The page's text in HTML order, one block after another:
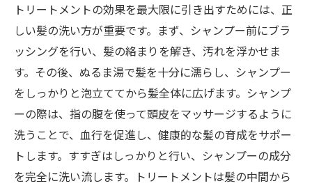
トリートメントと併用するべきヘアケア商
品
プロが教えるトリートメント効果を持続さ
せる秘訣
日々のヘアケアに最適なトリートメントの選び
方を解説
毎日のヘアケアに取り入れるべきトリート
メント
トリートメントの効果を最大限に引き出すためには、正
しい髪の洗い方が重要です。まず、シャンプー前にブラ
ッシングを行い、髪の絡まりを解き、汚れを浮かせま
す。その後、ぬるま湯で髪を十分に濡らし、シャンプー
をしっかりと泡立ててから髪全体に広げます。シャンプ
ーの際は、指の腹を使って頭皮をマッサージするように
洗うことで、血行を促進し、健康的な髪の育成をサポー
トします。すすぎはしっかりと行い、シャンプーの成分
を完全に洗い流します。トリートメントは髪の中間から